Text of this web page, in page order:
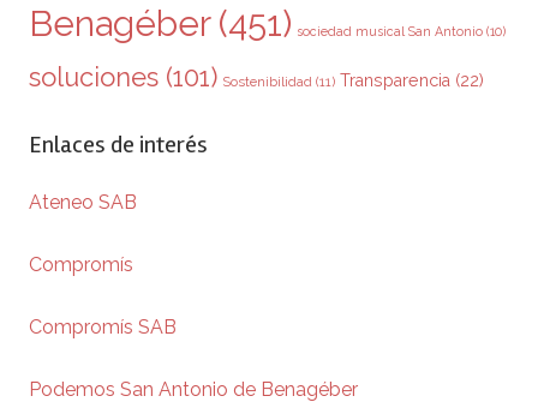
Benagéber(451) sociedad musical San Antonio (10)
soluciones (101) Sostenibilidad (11) Transparencia (22)
Enlaces de interés
Ateneo SAB
Compromís
Compromís SAB
Podemos San Antonio de Benagéber